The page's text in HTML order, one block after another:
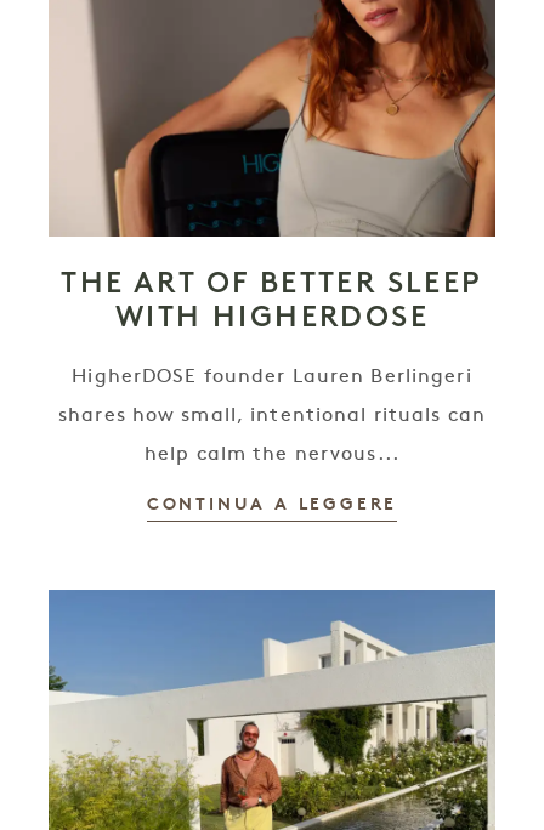
THE ART OF BETTER SLEEP
WITH HIGHERDOSE
HigherDOSE founder Lauren Berlingeri
shares how small, intentional rituals can
help calm the nervous...
CONTINUA A LEGGERE